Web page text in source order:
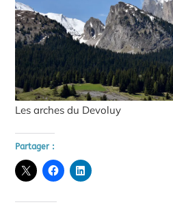
Les arches du Devoluy
Partager :